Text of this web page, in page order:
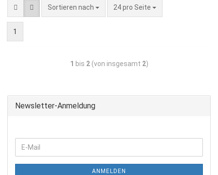
Sortieren nach 24 pro Seite
1
1 bis 2(von insgesamt 2)
Newsletter-Anmeldung
ANMELDEN